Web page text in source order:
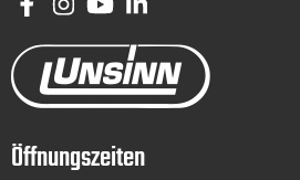
Öffnungszeiten